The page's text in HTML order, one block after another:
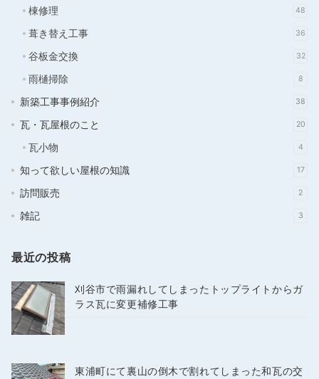
棟修理 48
葺き替え工事 36
谷板金交換 32
雨樋掃除 8
新築工事事例紹介 38
瓦・瓦屋根のこと 20
瓦小物 4
知って欲しい屋根の知識 17
訪問販売 2
雑記 3
最近の投稿
刈谷市で雨漏れしてしまったトップライトからガ
ラス瓦に変更補修工事
東浦町にて裏山の倒木で割れてしまった和瓦の交